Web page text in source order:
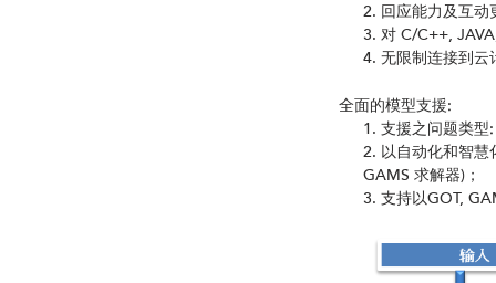
回应能力及互动
对 C/C++,
无限制连接到云
全面的模型支援:
支援之问题类型
以自动化和智慧
GAMS 求解器)；
支持以GOT,